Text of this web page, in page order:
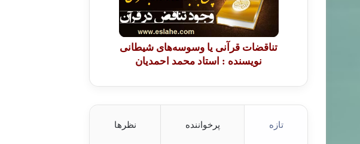
تناقضات قرآنی یا وسوسه‌های شیطانی
نویسنده : استاد محمد احمدیان
تازه پرخواننده نظرها